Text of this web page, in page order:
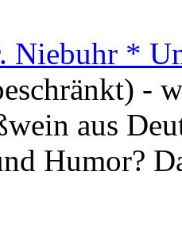
Niebuhr *
-
aus
Humor?